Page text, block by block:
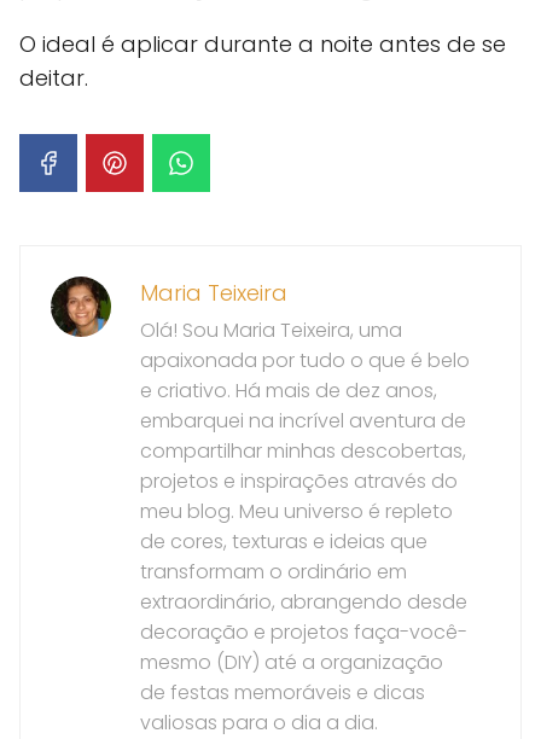
O ideal é aplicar durante a noite antes de se
deitar.
Maria Teixeira
Olá! Sou Maria Teixeira, uma
apaixonada por tudo o que é belo
e criativo. Há mais de dez anos,
embarquei na incrível aventura de
compartilhar minhas descobertas,
projetos e inspirações através do
meu blog. Meu universo é repleto
de cores, texturas e ideias que
transformam o ordinário em
extraordinário, abrangendo desde
decoração e projetos faça-você-
mesmo (DIY) até a organização
de festas memoráveis e dicas
valiosas para o dia a dia.